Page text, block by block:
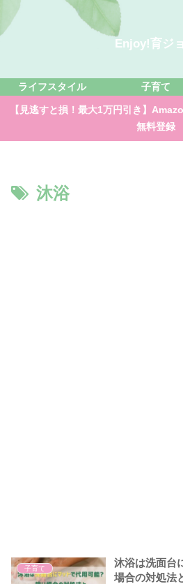
Enjoy!育ジ
ライフスタイル 子育て
【見逃すと損！最大1万円引き】
無料登録
沐浴
子育て
沐浴は洗面台
場合の対処法